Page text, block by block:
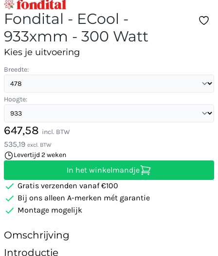
Fondital - ECool -
933xmm - 300 Watt
Kies je uitvoering
Breedte:
Hoogte:
647,58 incl. BTW
535,19 excl. BTW
Levertijd 2 weken
In het winkelmandje
Gratis verzenden vanaf €100
Bij ons alleen A-merken mét garantie
Montage mogelijk
Omschrijving
Introductie